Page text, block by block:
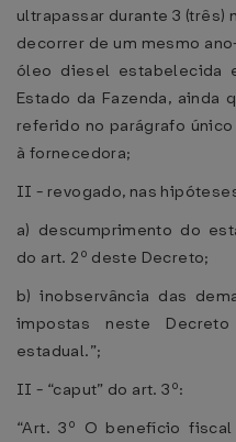
ultrapassar durante 3 (três)
decorrer de um mesmo
óleo diesel estabelecida
Estado da Fazenda, ainda
referido no parágrafo
à fornecedora;
II - revogado, nas
a) descumprimento do
do art. 2º deste Decreto;
b) inobservância das
impostas neste
estadual.”;
II - “caput” do art. 3º:
“Art. 3º O benefício